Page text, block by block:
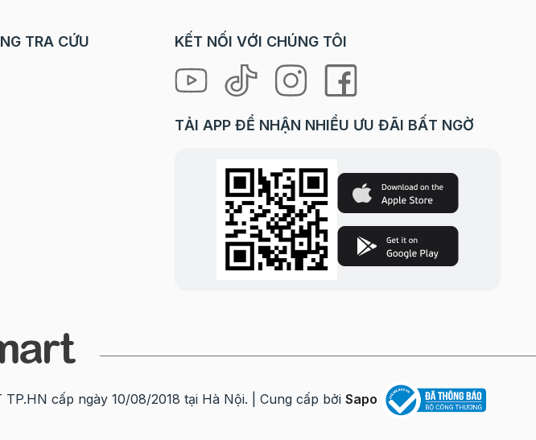
TRA CỨU KẾT NỐI VỚI CHÚNG TÔI
TẢI APP ĐỂ NHẬN NHIỀU ƯU ĐÃI BẤT NGỜ
cấp ngày 10/08/2018 tại Hà Nội. | Cung cấp bởi Sapo